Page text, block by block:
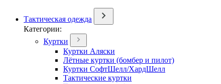
Тактическая одежда
Категории:
Куртки
Куртки Аляски
Лётные куртки (бомбер и пилот)
Куртки СофтШелл/ХардШелл
Тактические куртки